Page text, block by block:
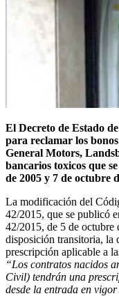
El Decreto de Estado
para reclamar los
General Motors,
bancarios toxicos que
de 2005 y 7 de octubre
La modificación del
42/2015, que se publicó
42/2015, de 5 de
disposición transitoria, la
prescripción aplicable a
“Los contratos nacidos
Civil) tendrán una
desde la entrada en